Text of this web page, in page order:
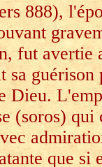
888),
fut avertie
sa
Dieu.
(soros) qui
que si